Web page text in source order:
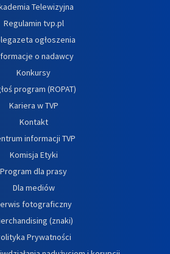
Telewizyjna
Regulamin tvp.pl
ogłoszenia
o nadawcy
Konkursy
program (ROPAT)
Kariera w TVP
Kontakt
informacji TVP
Komisja Etyki
Program dla prasy
Dla mediów
fotograficzny
(znaki)
Prywatności